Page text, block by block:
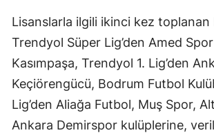
Lisanslarla ilgili ikinci kez toplanan
Trendyol Süper Lig’den Amed
Kasımpaşa, Trendyol 1. Lig’den
Keçiörengücü, Bodrum Futbol
Lig’den Aliağa Futbol, Muş Spor,
Ankara Demirspor kulüplerine,